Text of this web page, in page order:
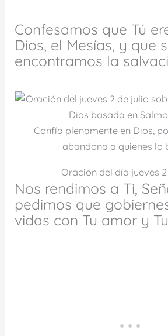
Confesamos que Tú
Dios, el Mesías, y que
encontramos la
Confía plenamente en Dios,
abandona a quienes lo
Oración del día jueves
Nos rendimos a Ti,
pedimos que
vidas con Tu amor y